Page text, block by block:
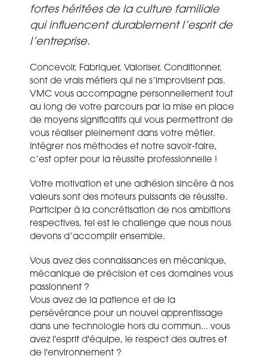
fortes héritées de la culture familiale
qui influencent durablement l’esprit de
l’entreprise.
Concevoir, Fabriquer, Valoriser, Conditionner,
sont de vrais métiers qui ne s’improvisent pas.
VMC vous accompagne personnellement tout
au long de votre parcours par la mise en place
de moyens significatifs qui vous permettront de
vous réaliser pleinement dans votre métier.
Intégrer nos méthodes et notre savoir-faire,
c’est opter pour la réussite professionnelle !
Votre motivation et une adhésion sincère à nos
valeurs sont des moteurs puissants de réussite.
Participer à la concrétisation de nos ambitions
respectives, tel est le challenge que nous nous
devons d’accomplir ensemble.
Vous avez des connaissances en mécanique,
mécanique de précision et ces domaines vous
passionnent ?
Vous avez de la patience et de la
persévérance pour un nouvel apprentissage
dans une technologie hors du commun... vous
avez l'esprit d'équipe, le respect des autres et
de l'environnement ?